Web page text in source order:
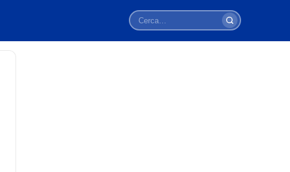
Cerca